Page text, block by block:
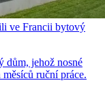
ve Francii bytový
dům, jehož nosné
ruční práce.